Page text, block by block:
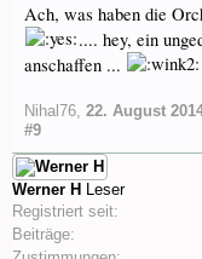
Ach, was haben die
.... hey, ein
anschaffen ...
Nihal76 22. August
#9
Werner H Leser
Registriert seit:
Beiträge: